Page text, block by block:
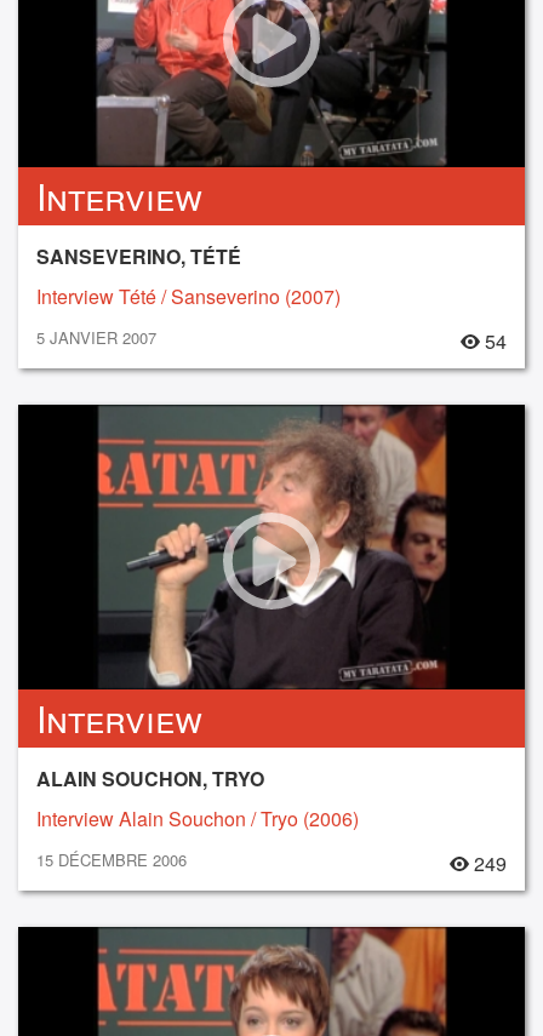
Interview
SANSEVERINO, TÉTÉ
Interview Tété / Sanseverino (2007)
5 JANVIER 2007 54
Interview
ALAIN SOUCHON, TRYO
Interview Alain Souchon / Tryo (2006)
15 DÉCEMBRE 2006 249